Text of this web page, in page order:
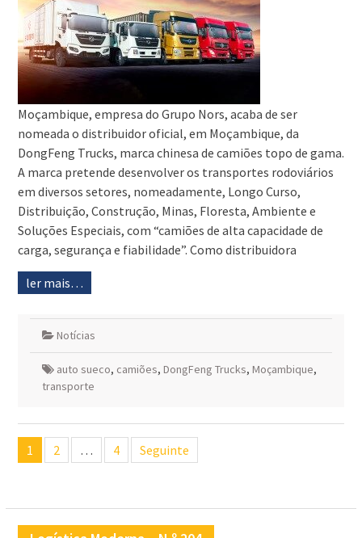
Moçambique, empresa do Grupo Nors, acaba de ser
nomeada o distribuidor oficial, em Moçambique, da
DongFeng Trucks, marca chinesa de camiões topo de gama.
A marca pretende desenvolver os transportes rodoviários
em diversos setores, nomeadamente, Longo Curso,
Distribuição, Construção, Minas, Floresta, Ambiente e
Soluções Especiais, com “camiões de alta capacidade de
carga, segurança e fiabilidade”. Como distribuidora
ler mais…
Notícias
auto sueco, camiões, DongFeng Trucks, Moçambique,
transporte
Navegação
de
1 2 … 4 Seguinte